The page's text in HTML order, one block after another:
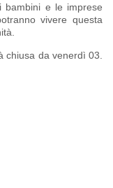
bambini e le imprese
vivere questa
chiusa da venerdì 03.